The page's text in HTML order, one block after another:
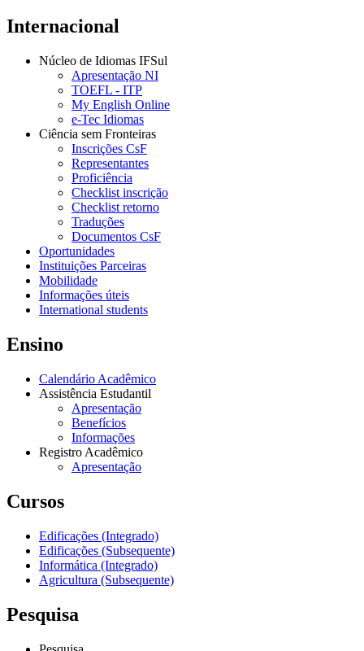
Internacional
Núcleo de Idiomas IFSul
Apresentação NI
TOEFL - ITP
My English Online
e-Tec Idiomas
Ciência sem Fronteiras
Inscrições CsF
Representantes
Proficiência
Checklist inscrição
Checklist retorno
Traduções
Documentos CsF
Oportunidades
Instituições Parceiras
Mobilidade
Informações úteis
International students
Ensino
Calendário Acadêmico
Assistência Estudantil
Apresentação
Benefícios
Informações
Registro Acadêmico
Apresentação
Cursos
Edificações (Integrado)
Edificações (Subsequente)
Informática (Integrado)
Agricultura (Subsequente)
Pesquisa